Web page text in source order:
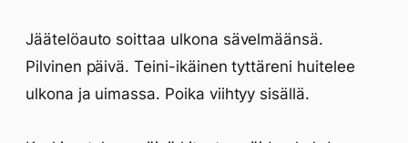
Jäätelöauto soittaa ulkona sävelmäänsä.
Pilvinen päivä. Teini-ikäinen tyttäreni huitelee
ulkona ja uimassa. Poika viihtyy sisällä.